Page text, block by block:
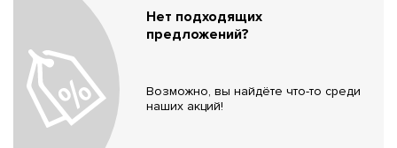
Нет подходящих
предложений?
Возможно, вы найдёте что-то среди
наших акций!